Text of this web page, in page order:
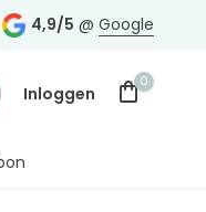
vanaf € 75,-
4,9/5 @ Google
Inloggen
0